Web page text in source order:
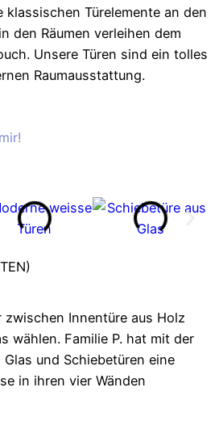
klassischen Türelemente an den
den Räumen verleihen dem
Unsere Türen sind ein tolles
Raumausstattung.
Innentüre aus Holz
wählen. Familie P. hat mit der
und Schiebetüren eine
in ihren vier Wänden